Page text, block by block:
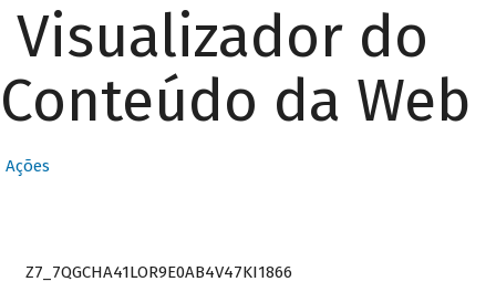
Visualizador do
Conteúdo da Web
Ações
Z7_7QGCHA41LOR9E0AB4V47KI1866